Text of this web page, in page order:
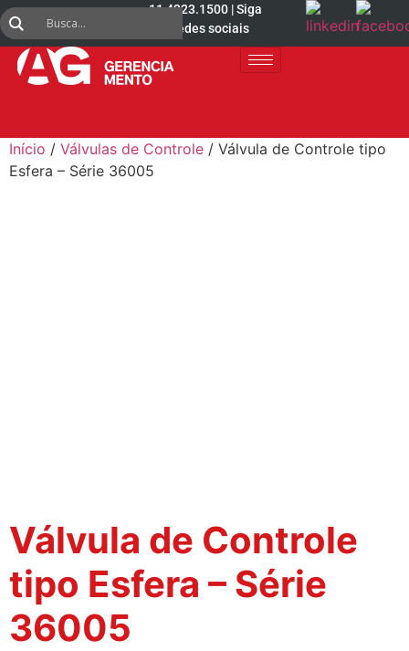
11 4223.1500 | Siga
nas redes sociais
Início / Válvulas de Controle / Válvula de Controle tipo
Esfera – Série 36005
Válvula de Controle
tipo Esfera – Série
36005